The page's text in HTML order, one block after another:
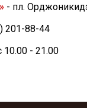
- пл.
201-88-44
10.00 - 21.00